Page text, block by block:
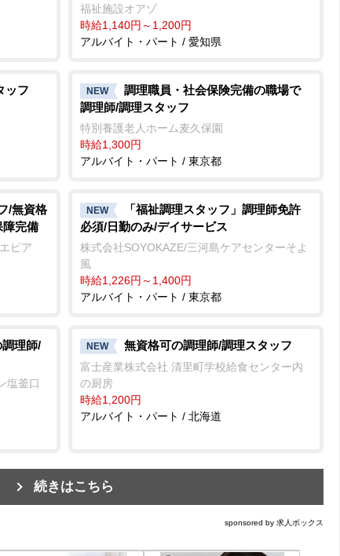
福祉施設オアゾ
時給1,140円～1,200円
アルバイト・パート / 愛知県
ッフ NEW
調理職員・社会保険完備の職場で
調理師/調理スタッフ
特別養護老人ホーム麦久保園
時給1,300円
アルバイト・パート / 東京都
/無資格
障完備
ピア
NEW
「福祉調理スタッフ」調理師免許
必須/日勤のみ/デイサービス
株式会社SOYOKAZE/三河島ケアセンターそよ
風
時給1,226円～1,400円
アルバイト・パート / 東京都
理師/
塩釜口
NEW 無資格可の調理師/調理スタッフ
富士産業株式会社 清里町学校給食センター内
の厨房
時給1,200円
アルバイト・パート / 北海道
続きはこちら
sponsored by 求人ボックス